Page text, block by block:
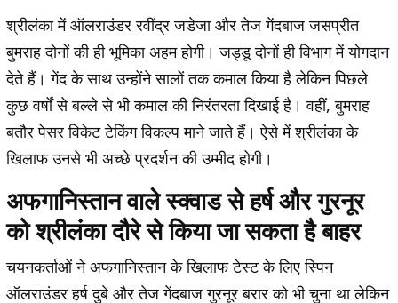
श्रीलंका में ऑलराउंडर रवींद्र जडेजा और तेज गेंदबाज जसप्रीत
बुमराह दोनों की ही भूमिका अहम होगी। जड्डू दोनों ही विभाग में योगदान
देते हैं। गेंद के साथ उन्होंने सालों तक कमाल किया है लेकिन पिछले
कुछ वर्षों से बल्ले से भी कमाल की निरंतरता दिखाई है। वहीं, बुमराह
बतौर पेसर विकेट टेकिंग विकल्प माने जाते हैं। ऐसे में श्रीलंका के
खिलाफ उनसे भी अच्छे प्रदर्शन की उम्मीद होगी।
अफगानिस्तान वाले स्क्वाड से हर्ष और गुरनूर
को श्रीलंका दौरे से किया जा सकता है बाहर
चयनकर्ताओं ने अफगानिस्तान के खिलाफ टेस्ट के लिए स्पिन
ऑलराउंडर हर्ष दुबे और तेज गेंदबाज गुरनूर बरार को भी चुना था लेकिन